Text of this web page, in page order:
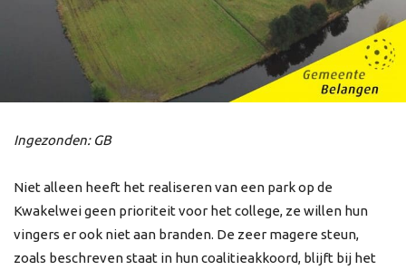
Ingezonden: GB
Niet alleen heeft het realiseren van een park op de
Kwakelwei geen prioriteit voor het college, ze willen hun
vingers er ook niet aan branden. De zeer magere steun,
zoals beschreven staat in hun coalitieakkoord, blijft bij het